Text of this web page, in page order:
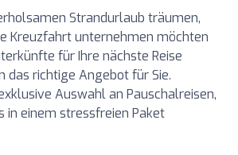
Strandurlaub träumen,
Kreuzfahrt unternehmen möchten
für Ihre nächste Reise
das richtige Angebot für Sie.
Auswahl an Pauschalreisen,
in einem stressfreien Paket